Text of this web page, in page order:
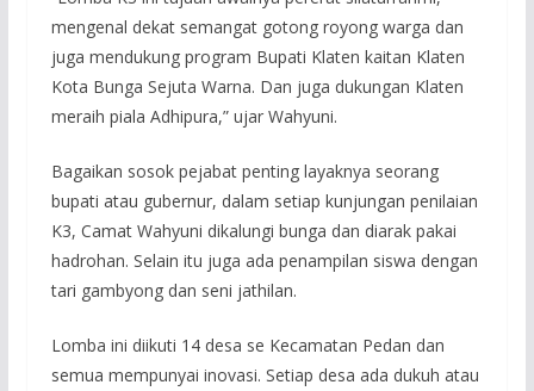
mengenal dekat semangat gotong royong warga dan
juga mendukung program Bupati Klaten kaitan Klaten
Kota Bunga Sejuta Warna. Dan juga dukungan Klaten
meraih piala Adhipura,” ujar Wahyuni.
Bagaikan sosok pejabat penting layaknya seorang
bupati atau gubernur, dalam setiap kunjungan penilaian
K3, Camat Wahyuni dikalungi bunga dan diarak pakai
hadrohan. Selain itu juga ada penampilan siswa dengan
tari gambyong dan seni jathilan.
Lomba ini diikuti 14 desa se Kecamatan Pedan dan
semua mempunyai inovasi. Setiap desa ada dukuh atau